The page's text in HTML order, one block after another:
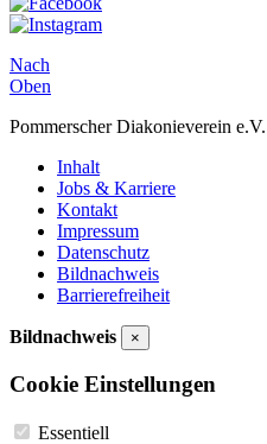
Nach
Oben
Pommerscher Diakonieverein
Inhalt
Jobs & Karriere
Kontakt
Impressum
Datenschutz
Bildnachweis
Barrierefreiheit
Bildnachweis ×
Cookie Einstellungen
Essentiell